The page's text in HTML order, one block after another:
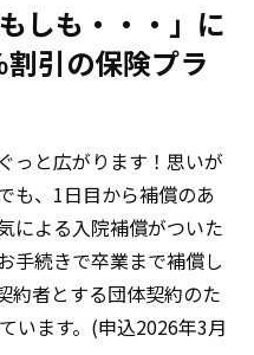
しも・・・」に
引の保険プラ
っと広がります！思いが
も、1日目から補償のあ
による入院補償がついた
手続きで卒業まで補償し
約者とする団体契約のた
います。(申込2026年3月